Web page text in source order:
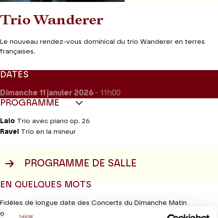
Trio Wanderer
Le nouveau rendez-vous dominical du trio Wanderer en terres
françaises.
DATES
Dimanche 11 janvier 2026 - 11h00
PROGRAMME
Lalo Trio avec piano op. 26
Ravel
Trio en la mineur
PROGRAMME DE SALLE
EN QUELQUES MOTS
Fidèles de longue date des Concerts du Dimanche Matin
organisés par Jeanine Roze, le Trio Wanderer conserve ses